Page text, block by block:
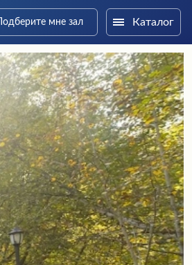
Подберите мне зал Каталог